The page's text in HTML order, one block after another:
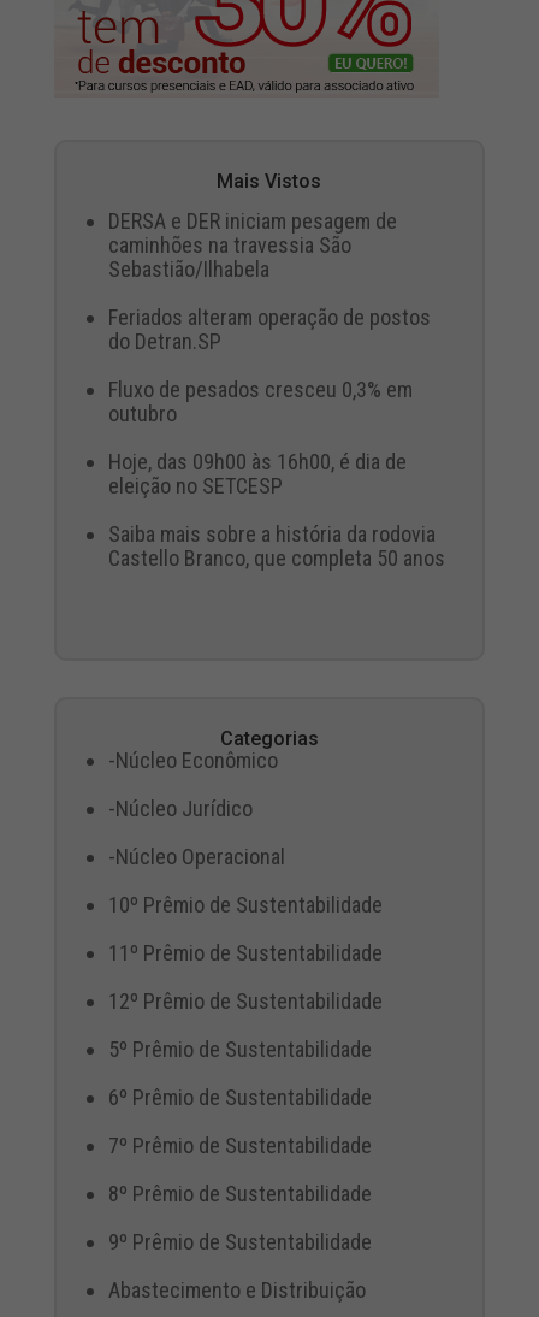
Mais Vistos
DERSA e DER iniciam pesagem de
caminhões na travessia São
Sebastião/Ilhabela
Feriados alteram operação de postos
do Detran.SP
Fluxo de pesados cresceu 0,3% em
outubro
Hoje, das 09h00 às 16h00, é dia de
eleição no SETCESP
Saiba mais sobre a história da rodovia
Castello Branco, que completa 50 anos
Categorias
-Núcleo Econômico
-Núcleo Jurídico
-Núcleo Operacional
10º Prêmio de Sustentabilidade
11º Prêmio de Sustentabilidade
12º Prêmio de Sustentabilidade
5º Prêmio de Sustentabilidade
6º Prêmio de Sustentabilidade
7º Prêmio de Sustentabilidade
8º Prêmio de Sustentabilidade
9º Prêmio de Sustentabilidade
Abastecimento e Distribuição